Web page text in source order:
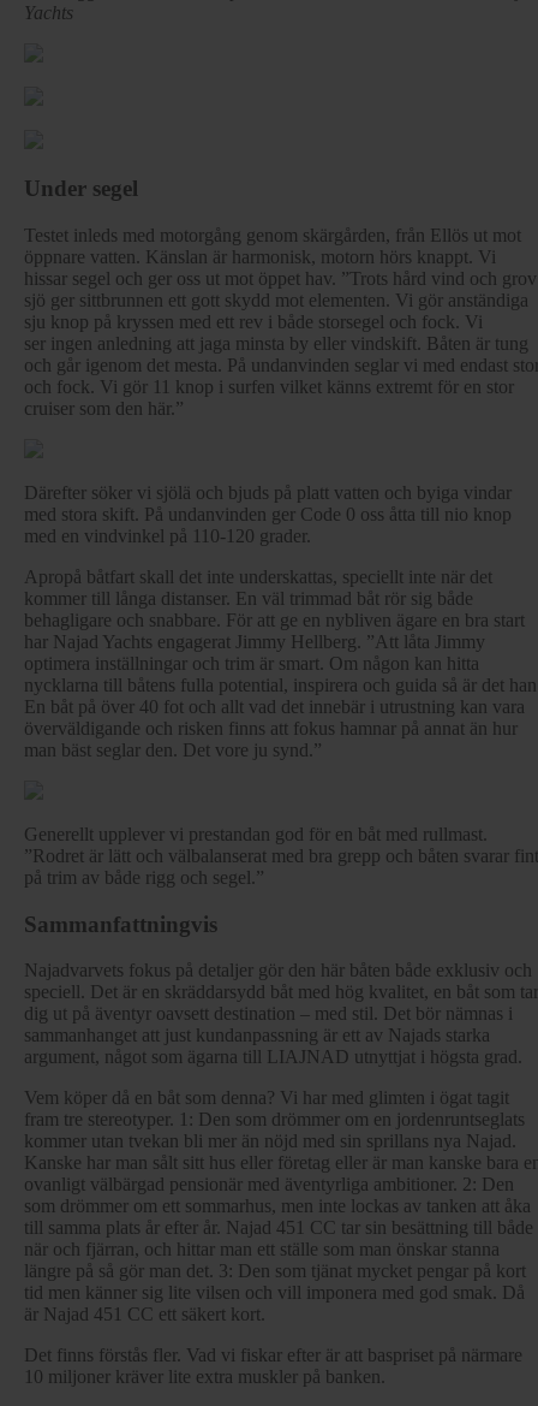
Yachts
Under segel
Testet inleds med motorgång genom skärgården, från Ellös ut mot
öppnare vatten. Känslan är harmonisk, motorn hörs knappt. Vi
hissar segel och ger oss ut mot öppet hav. ”Trots hård vind och grov
sjö ger sittbrunnen ett gott skydd mot elementen. Vi gör anständiga
sju knop på kryssen med ett rev i både storsegel och fock. Vi
ser ingen anledning att jaga minsta by eller vindskift. Båten är tung
och går igenom det mesta. På undanvinden seglar vi med endast
och fock. Vi gör 11 knop i surfen vilket känns extremt för en stor
cruiser som den här.”
Därefter söker vi sjölä och bjuds på platt vatten och byiga vindar
med stora skift. På undanvinden ger Code 0 oss åtta till nio knop
med en vindvinkel på 110-120 grader.
Apropå båtfart skall det inte underskattas, speciellt inte när det
kommer till långa distanser. En väl trimmad båt rör sig både
behagligare och snabbare. För att ge en nybliven ägare en bra start
har Najad Yachts engagerat Jimmy Hellberg. ”Att låta Jimmy
optimera inställningar och trim är smart. Om någon kan hitta
nycklarna till båtens fulla potential, inspirera och guida så är det
En båt på över 40 fot och allt vad det innebär i utrustning kan vara
överväldigande och risken finns att fokus hamnar på annat än hur
man bäst seglar den. Det vore ju synd.”
Generellt upplever vi prestandan god för en båt med rullmast.
”Rodret är lätt och välbalanserat med bra grepp och båten svarar fint
på trim av både rigg och segel.”
Sammanfattningvis
Najadvarvets fokus på detaljer gör den här båten både exklusiv och
speciell. Det är en skräddarsydd båt med hög kvalitet, en båt som tar
dig ut på äventyr oavsett destination – med stil. Det bör nämnas i
sammanhanget att just kundanpassning är ett av Najads starka
argument, något som ägarna till LIAJNAD utnyttjat i högsta grad.
Vem köper då en båt som denna? Vi har med glimten i ögat tagit
fram tre stereotyper. 1: Den som drömmer om en jordenruntseglats
kommer utan tvekan bli mer än nöjd med sin sprillans nya Najad.
Kanske har man sålt sitt hus eller företag eller är man kanske bara
ovanligt välbärgad pensionär med äventyrliga ambitioner. 2: Den
som drömmer om ett sommarhus, men inte lockas av tanken att åka
till samma plats år efter år. Najad 451 CC tar sin besättning till både
när och fjärran, och hittar man ett ställe som man önskar stanna
längre på så gör man det. 3: Den som tjänat mycket pengar på kort
tid men känner sig lite vilsen och vill imponera med god smak. Då
är Najad 451 CC ett säkert kort.
Det finns förstås fler. Vad vi fiskar efter är att baspriset på närmare
10 miljoner kräver lite extra muskler på banken.